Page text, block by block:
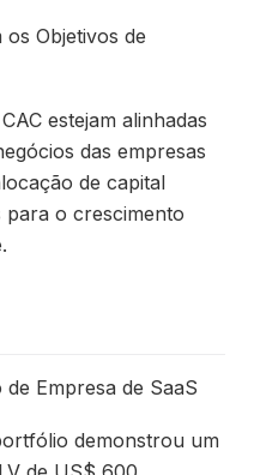
Objetivos de
estejam alinhadas
das empresas
de capital
para o crescimento
de Empresa de SaaS
demonstrou um